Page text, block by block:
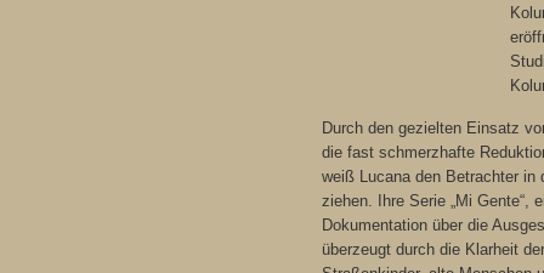
Durch den gezielten Einsatz
die fast schmerzhafte
weiß Lucana den Betrachter in
ziehen. Ihre Serie „Mi Gente“,
Dokumentation über die
überzeugt durch die Klarheit